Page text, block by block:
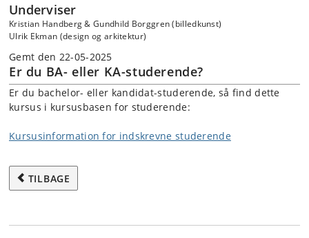
Underviser
Kristian Handberg & Gundhild Borggren (billedkunst)
Ulrik Ekman (design og arkitektur)
Gemt den 22-05-2025
Er du BA- eller KA-studerende?
Er du bachelor- eller kandidat-studerende, så find dette
kursus i kursusbasen for studerende:
Kursusinformation for indskrevne studerende
TILBAGE